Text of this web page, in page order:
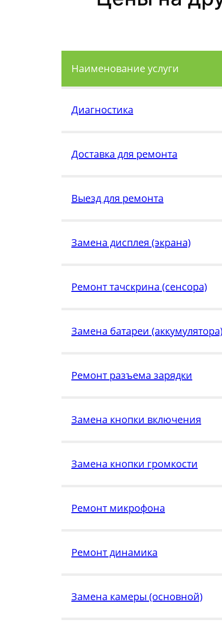
Наименование услуги
Диагностика
Доставка для ремонта
Выезд для ремонта
Замена дисплея (экрана)
Ремонт тачскрина (сенсора)
Замена батареи
Ремонт разъема зарядки
Замена кнопки включения
Замена кнопки громкости
Ремонт микрофона
Ремонт динамика
Замена камеры (основной)